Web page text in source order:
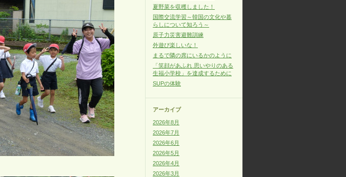
夏野菜を収穫しました！
国際交流学習～韓国の文化や暮
らしについて知ろう～
原子力災害避難訓練
外遊び楽しいな！
まるで隣の席にいるかのように
「笑顔があふれ 思いやりのある
生福小学校」を達成するために
SUPの体験
アーカイブ
2026年8月
2026年7月
2026年6月
2026年5月
2026年4月
2026年3月